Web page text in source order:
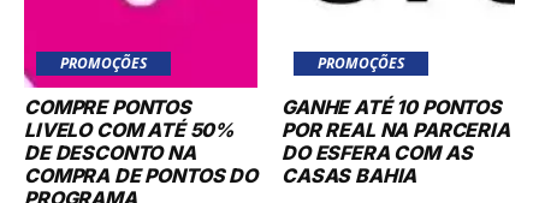
PROMOÇÕES
COMPRE PONTOS
LIVELO COM ATÉ 50%
DE DESCONTO NA
COMPRA DE PONTOS DO
PROGRAMA
PROMOÇÕES
GANHE ATÉ 10 PONTOS
POR REAL NA PARCERIA
DO ESFERA COM AS
CASAS BAHIA